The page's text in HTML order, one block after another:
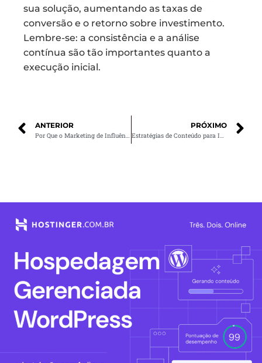
sua solução, aumentando as taxas de
conversão e o retorno sobre investimento.
Lembre-se: a consistência e a análise
contínua são tão importantes quanto a
execução inicial.
ANTERIOR PRÓXIMO